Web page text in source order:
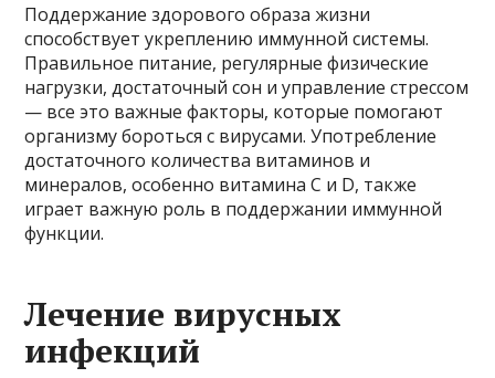
Поддержание здорового образа жизни
способствует укреплению иммунной системы.
Правильное питание, регулярные физические
нагрузки, достаточный сон и управление стрессом
— все это важные факторы, которые помогают
организму бороться с вирусами. Употребление
достаточного количества витаминов и
минералов, особенно витамина C и D, также
играет важную роль в поддержании иммунной
функции.
Лечение вирусных
инфекций